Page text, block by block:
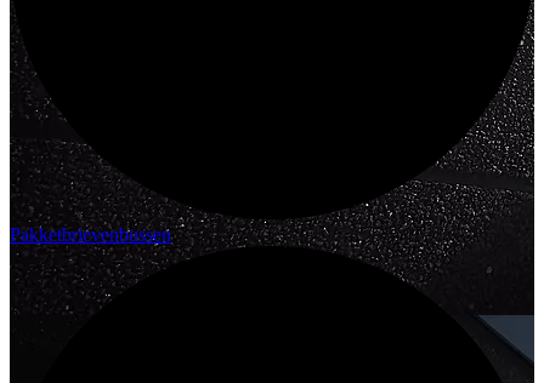
Pakketbrievenbussen